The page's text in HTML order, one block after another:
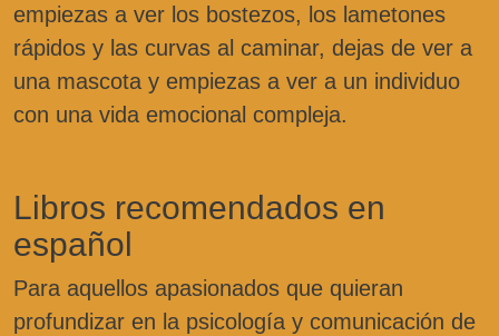
empiezas a ver los bostezos, los lametones
rápidos y las curvas al caminar, dejas de ver a
una mascota y empiezas a ver a un individuo
con una vida emocional compleja.
Libros recomendados en
español
Para aquellos apasionados que quieran
profundizar en la psicología y comunicación de